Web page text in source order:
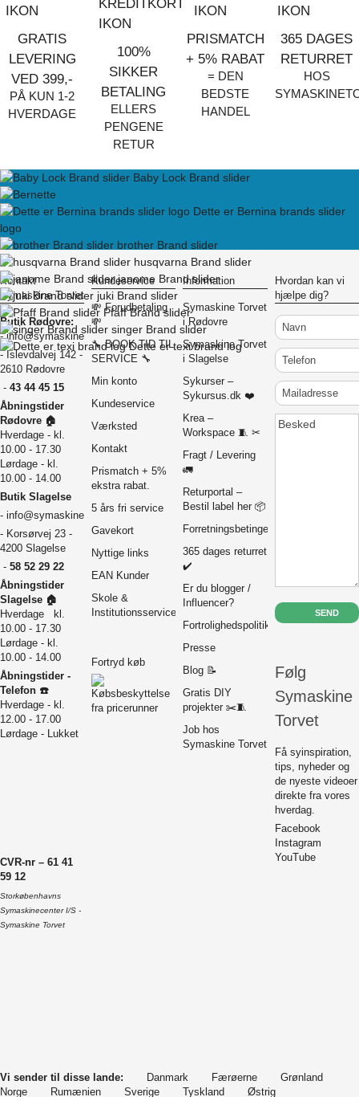
GRATIS
LEVERING
VED 399,-
PÅ KUN 1-2
HVERDAGE
100%
SIKKER
BETALING
ELLERS
PENGENE
RETUR
PRISMATCH
+ 5% RABAT
= DEN
BEDSTE
HANDEL
365 DAGES
RETURRET
HOS
Baby Lock Brand slider
Dette er Bernina brands slider
logo
brother Brand slider
husqvarna Brand slider
janome Brand slider
juki Brand slider
Pfaff Brand slider
singer Brand slider
Dette er texi brand log
Kontakt
Symaskine Torvet
Butik Rødovre:
-info@symaskinecenter.dk
- Islevdalvej 142 -
2610 Rødovre
- 43 44 45 15
Åbningstider
Rødovre 🏠
Hverdage - kl.
10.00 - 17.30
Lørdage - kl.
10.00 - 14.00
Butik Slagelse
- info@symaskinetorvet.dk
- Korsørvej 23 -
4200 Slagelse
- 58 52 29 22
Åbningstider
Slagelse 🏠
Hverdage kl.
10.00 - 17.30
Lørdage - kl.
10.00 - 14.00
Åbningstider -
Telefon ☎️
Hverdage - kl.
12.00 - 17.00
Lørdage - Lukket
CVR-nr – 61 41
59 12
Storkøbenhavns
Symaskinecenter I/S -
Symaskine Torvet
Kundeservice
💸 Forudbetaling
💸
🔧 BOOK TID TIL
SERVICE 🔧
Min konto
Kundeservice
Værksted
Kontakt
Prismatch + 5%
ekstra rabat.
5 års fri service
Gavekort
Nyttige links
EAN Kunder
Skole &
Institutionsservice
Fortryd køb
Information
Symaskine Torvet
i Rødovre
Symaskine Torvet
i Slagelse
Sykurser –
Sykursus.dk ❤️
Krea –
Workspace 🧵 ✂
Fragt / Levering
🚛
Returportal –
Bestil label her 📦
Forretningsbetingelser
365 dages returret
✔️
Er du blogger /
Influencer?
Fortrolighedspolitik
Presse
Blog 📝
Gratis DIY
projekter ✂️🧵
Job hos
Symaskine Torvet
Hvordan kan vi
hjælpe dig?
Navn
Telefon
Mailadresse
Besked
Følg
Symaskine
Torvet
Få syinspiration,
tips, nyheder og
de nyeste videoer
direkte fra vores
hverdag.
Facebook
Instagram
YouTube
Vi sender til disse lande: Danmark Færøerne
Grønland
Norge
Rumænien Sverige Tyskland Østrig